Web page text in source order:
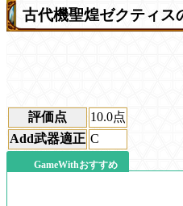
古代機聖煌ゼクティス
評価点 10.0点
Add武器適正 C
GameWithおすすめ